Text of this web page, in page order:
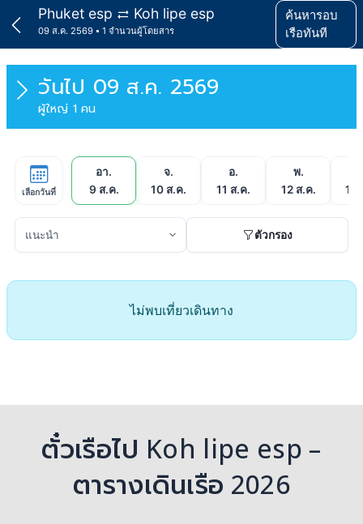
Phuket esp Koh lipe esp
09 ส.ค. 2569 1 จำนวนผู้โดยสาร
ค้นหารอบ
เรือทันที
วันไป 09 ส.ค. 2569
ผู้ใหญ่ 1 คน
เลือกวันที่
อา.
9 ส.ค.
จ.
10 ส.ค.
อ.
11 ส.ค.
พ.
12 ส.ค.
13
ตัวกรอง
ไม่พบเที่ยวเดินทาง
ตั๋วเรือไป Koh lipe esp –
ตารางเดินเรือ 2026